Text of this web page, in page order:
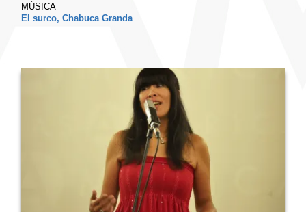
MÚSICA
El surco, Chabuca Granda